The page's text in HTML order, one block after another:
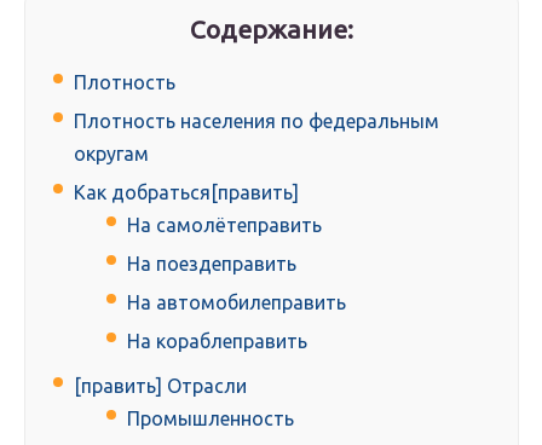
Содержание:
Плотность
Плотность населения по федеральным
округам
Как добраться[править]
На самолётеправить
На поездеправить
На автомобилеправить
На кораблеправить
[править] Отрасли
Промышленность